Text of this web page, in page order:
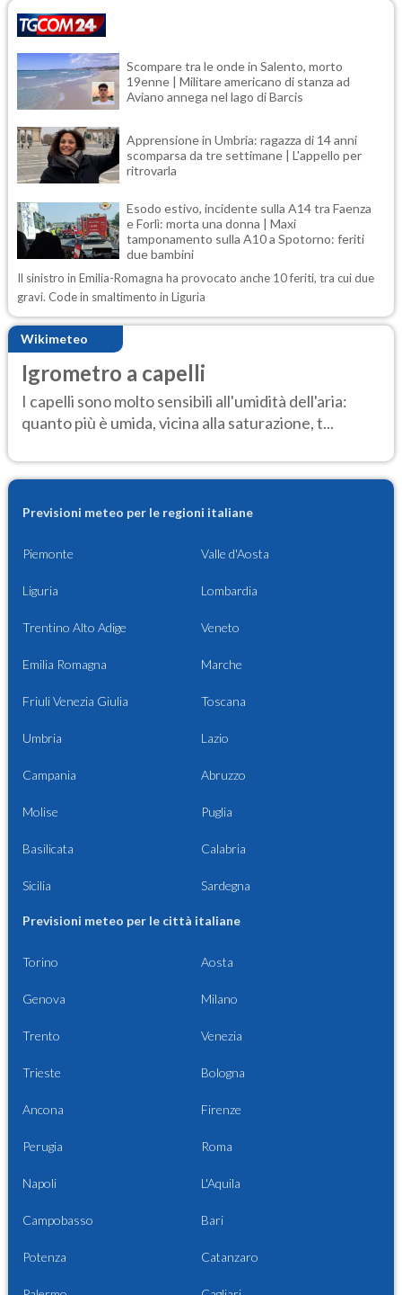
Scompare tra le onde in Salento, morto
19enne | Militare americano di stanza ad
Aviano annega nel lago di Barcis
Apprensione in Umbria: ragazza di 14 anni
scomparsa da tre settimane | L'appello per
ritrovarla
Esodo estivo, incidente sulla A14 tra Faenza
e Forlì: morta una donna | Maxi
tamponamento sulla A10 a Spotorno: feriti
due bambini
Il sinistro in Emilia-Romagna ha provocato anche 10 feriti, tra cui due
gravi. Code in smaltimento in Liguria
Wikimeteo
Igrometro a capelli
I capelli sono molto sensibili all'umidità dell'aria:
quanto più è umida, vicina alla saturazione, t...
Previsioni meteo per le regioni italiane
Piemonte Valle d'Aosta
Liguria Lombardia
Trentino Alto Adige Veneto
Emilia Romagna Marche
Friuli Venezia Giulia Toscana
Umbria Lazio
Campania Abruzzo
Molise Puglia
Basilicata Calabria
Sicilia Sardegna
Previsioni meteo per le città italiane
Torino Aosta
Genova Milano
Trento Venezia
Trieste Bologna
Ancona Firenze
Perugia Roma
Napoli L'Aquila
Campobasso Bari
Potenza Catanzaro